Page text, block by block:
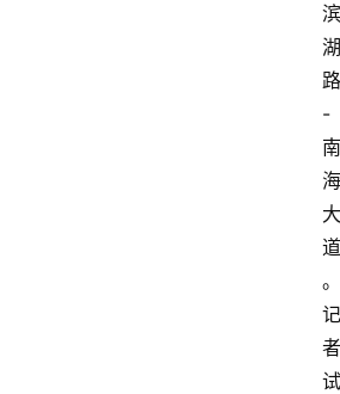
滨
湖
路
-
南
海
大
道
。
记
者
试